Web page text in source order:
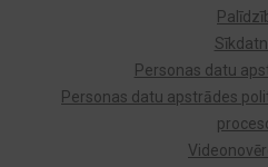
Personas datu
Personas datu apstrādes